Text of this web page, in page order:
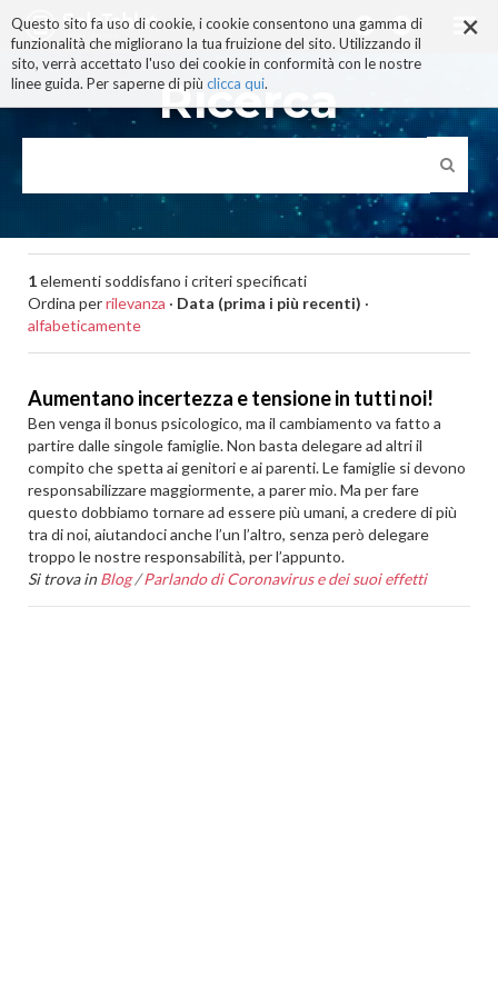
×
Questo sito fa uso di cookie, i cookie consentono una gamma di
funzionalità che migliorano la tua fruizione del sito. Utilizzando il
sito, verrà accettato l'uso dei cookie in conformità con le nostre
linee guida. Per saperne di più clicca qui.
ai
contenuti.
|
alla
navigazione
Ricerca
1elementi soddisfano i criteri specificati
Ordina perrilevanza · Data (prima i più recenti) ·
alfabeticamente
Aumentano incertezza e tensione in tutti noi!
Ben venga il bonus psicologico, ma il cambiamento va fatto a
partire dalle singole famiglie. Non basta delegare ad altri il
compito che spetta ai genitori e ai parenti. Le famiglie si devono
responsabilizzare maggiormente, a parer mio. Ma per fare
questo dobbiamo tornare ad essere più umani, a credere di più
tra di noi, aiutandoci anche l’un l’altro, senza però delegare
troppo le nostre responsabilità, per l’appunto.
Si trova in Blog /Parlando di Coronavirus e dei suoi effetti